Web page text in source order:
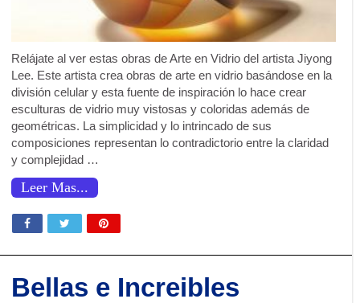
Relájate al ver estas obras de Arte en Vidrio del artista Jiyong
Lee. Este artista crea obras de arte en vidrio basándose en la
división celular y esta fuente de inspiración lo hace crear
esculturas de vidrio muy vistosas y coloridas además de
geométricas. La simplicidad y lo intrincado de sus
composiciones representan lo contradictorio entre la claridad
y complejidad …
Leer Mas...
Bellas e Increibles